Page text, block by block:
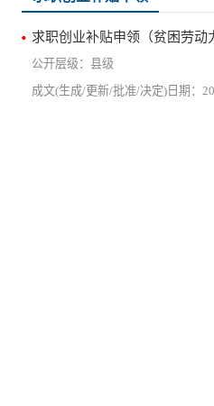
求职创业补贴申领（贫困劳动
县级